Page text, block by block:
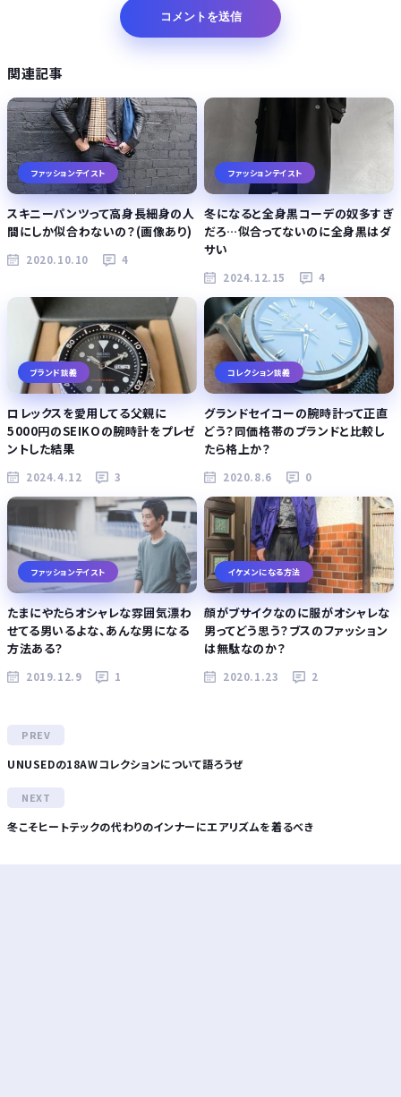
関連記事
ファッションテイスト
スキニーパンツって高身長細身の人
間にしか似合わないの？(画像あり)
2020.10.10 4
ファッションテイスト
冬になると全身黒コーデの奴多すぎ
だろ…似合ってないのに全身黒はダ
サい
2024.12.15 4
ブランド談義
ロレックスを愛用してる父親に
5000円のSEIKOの腕時計をプレゼ
ントした結果
2024.4.12 3
コレクション談義
グランドセイコーの腕時計って正直
どう？同価格帯のブランドと比較し
たら格上か？
2020.8.6 0
ファッションテイスト
たまにやたらオシャレな雰囲気漂わ
せてる男いるよな、あんな男になる
方法ある？
2019.12.9 1
イケメンになる方法
顔がブサイクなのに服がオシャレな
男ってどう思う？ブスのファッション
は無駄なのか？
2020.1.23 2
UNUSEDの18AWコレクションについて語ろうぜ
冬こそヒートテックの代わりのインナーにエアリズムを着るべき